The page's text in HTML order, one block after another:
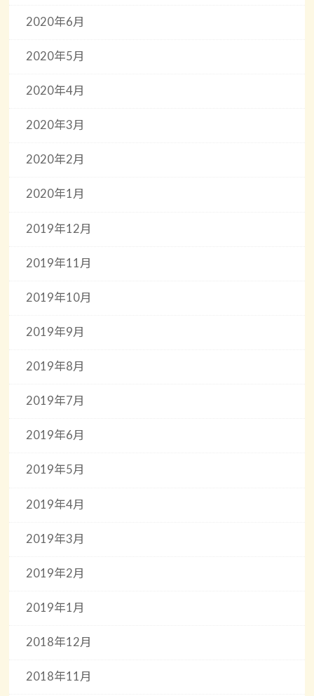
2020年6月
2020年5月
2020年4月
2020年3月
2020年2月
2020年1月
2019年12月
2019年11月
2019年10月
2019年9月
2019年8月
2019年7月
2019年6月
2019年5月
2019年4月
2019年3月
2019年2月
2019年1月
2018年12月
2018年11月